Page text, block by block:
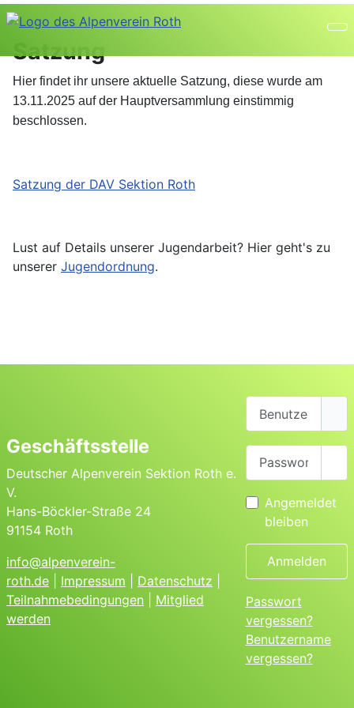
Satzung
Hier findet ihr unsere aktuelle Satzung, diese wurde am
13.11.2025 auf der Hauptversammlung einstimmig
beschlossen.
Satzung der DAV Sektion Roth
Lust auf Details unserer Jugendarbeit? Hier geht's zu
unserer Jugendordnung.
Geschäftsstelle
Deutscher Alpenverein Sektion Roth e.
V.
Hans-Böckler-Straße 24
91154 Roth
info@alpenverein-
roth.de
Impressum Datenschutz
Teilnahmebedingungen
Mitglied
werden
Angemeldet
bleiben
Anmelden
Passwort
vergessen?
Benutzername
vergessen?